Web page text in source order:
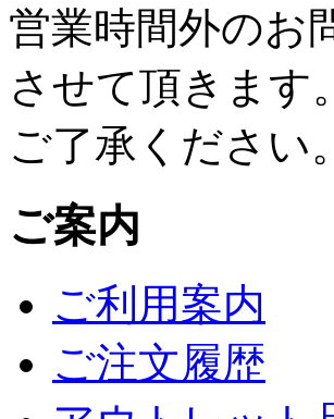
営業時間外のお
させて頂きます。
ご了承ください。
ご案内
ご利用案内
ご注文履歴